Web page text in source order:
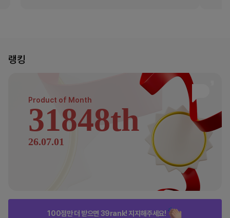
랭킹
Product of Month
31848th
26.07.01
100점만 더 받으면 39rank! 지지해주세요!